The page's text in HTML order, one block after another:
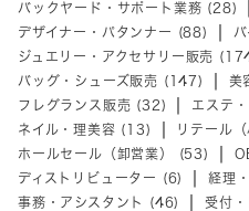
バックヤード・サポート業務 (28)
デザイナー・パタンナー (88)
ジュエリー・アクセサリー販売
バッグ・シューズ販売 (147)
美
フレグランス販売 (32)
エステ
ネイル・理美容 (13)
リテール
ホールセール（卸営業） (53)
ディストリビューター (6)
経理
事務・アシスタント (46)
受付